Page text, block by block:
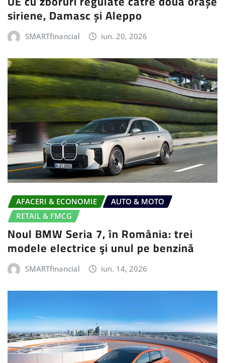
siriene, Damasc și Aleppo
SMARTfinancial iun. 20, 2026
AFACERI & ECONOMIE
AUTO & MOTO
RETAIL & FMCG
Noul BMW Seria 7, în România: trei
modele electrice şi unul pe benzină
SMARTfinancial iun. 14, 2026